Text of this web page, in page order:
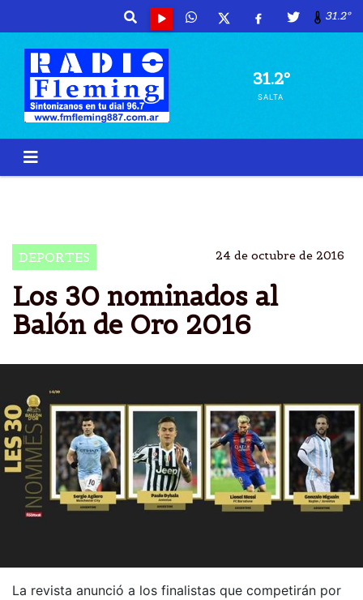
31.2º
31.2º
SALTA
DEPORTES 24 de octubre de 2016
Los 30 nominados al
Balón de Oro 2016
La revista anunció a los finalistas que competirán por